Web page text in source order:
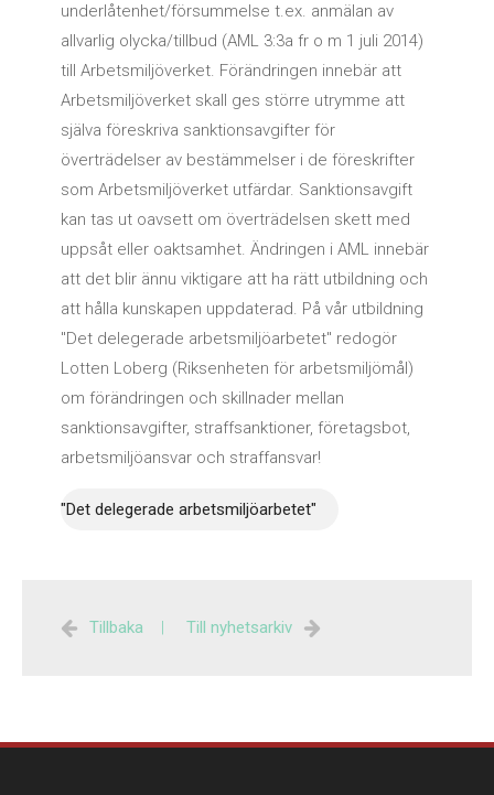
underlåtenhet/försummelse t.ex. anmälan av
allvarlig olycka/tillbud (AML 3:3a fr o m 1 juli 2014)
till Arbetsmiljöverket. Förändringen innebär att
Arbetsmiljöverket skall ges större utrymme att
själva föreskriva sanktionsavgifter för
överträdelser av bestämmelser i de föreskrifter
som Arbetsmiljöverket utfärdar. Sanktionsavgift
kan tas ut oavsett om överträdelsen skett med
uppsåt eller oaktsamhet. Ändringen i AML innebär
att det blir ännu viktigare att ha rätt utbildning och
att hålla kunskapen uppdaterad. På vår utbildning
"Det delegerade arbetsmiljöarbetet" redogör
Lotten Loberg (Riksenheten för arbetsmiljömål)
om förändringen och skillnader mellan
sanktionsavgifter, straffsanktioner, företagsbot,
arbetsmiljöansvar och straffansvar!
"Det delegerade arbetsmiljöarbetet"
Tillbaka | Till nyhetsarkiv